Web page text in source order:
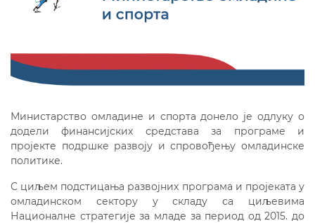
Министарство омладине и спорта донело је одлуку о
додели финансијских средстава за програме и
пројекте подршке развоју и спровођењу омладинске
политике.
С циљем подстицања развојних програма и пројеката у
омладинском сектору у складу са циљевима
Националне стратегије за младе за период од 2015. до